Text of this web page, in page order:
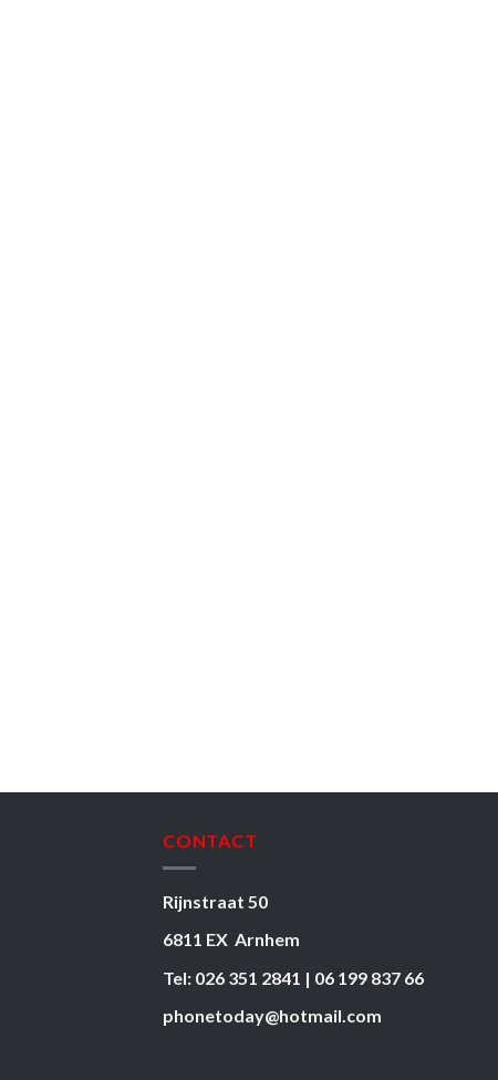
CONTACT
Rijnstraat 50
6811 EX Arnhem
Tel: 026 351 2841 | 06 199 837 66
phonetoday@hotmail.com